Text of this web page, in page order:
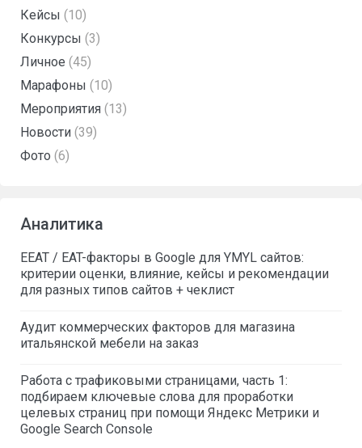
Кейсы (10)
Конкурсы (3)
Личное (45)
Марафоны (10)
Мероприятия (13)
Новости (39)
Фото (6)
Аналитика
EEAT / EAT-факторы в Google для YMYL сайтов:
критерии оценки, влияние, кейсы и рекомендации
для разных типов сайтов + чеклист
Аудит коммерческих факторов для магазина
итальянской мебели на заказ
Работа с трафиковыми страницами, часть 1:
подбираем ключевые слова для проработки
целевых страниц при помощи Яндекс Метрики и
Google Search Console